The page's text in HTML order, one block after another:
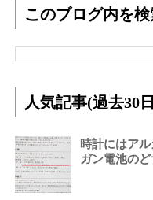
このブログ内を
人気記事(過去30
時計にはア
ガン電池の